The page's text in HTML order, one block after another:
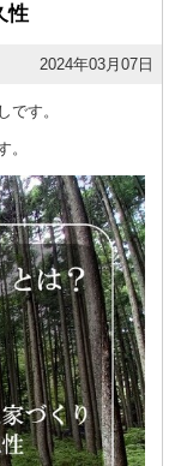
性
2024年03月07日
です。
。